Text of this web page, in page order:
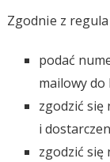
Zgodnie z
podać
mailowy
zgodzić się
i
zgodzić